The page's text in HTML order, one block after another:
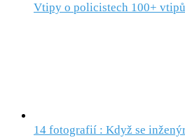
Vtipy o policistech 100+
14 fotografií : Když se